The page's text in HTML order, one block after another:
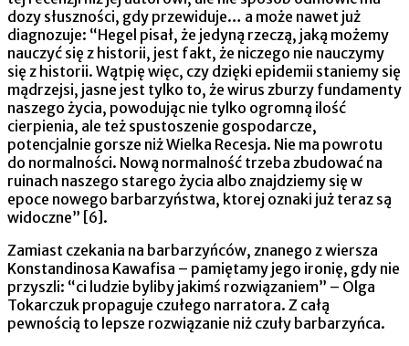
dozy słuszności, gdy przewiduje… a może nawet już
diagnozuje: “Hegel pisał, że jedyną rzeczą, jaką możemy
nauczyć się z historii, jest fakt, że niczego nie nauczymy
się z historii. Wątpię więc, czy dzięki epidemii staniemy się
mądrzejsi, jasne jest tylko to, że wirus zburzy fundamenty
naszego życia, powodując nie tylko ogromną ilość
cierpienia, ale też spustoszenie gospodarcze,
potencjalnie gorsze niż Wielka Recesja. Nie ma powrotu
do normalności. Nową normalność trzeba zbudować na
ruinach naszego starego życia albo znajdziemy się w
epoce nowego barbarzyństwa, ktorej oznaki już teraz są
widoczne” [6].
Zamiast czekania na barbarzyńców, znanego z wiersza
Konstandinosa Kawafisa – pamiętamy jego ironię, gdy nie
przyszli: “ci ludzie byliby jakimś rozwiązaniem” – Olga
Tokarczuk propaguje czułego narratora. Z całą
pewnością to lepsze rozwiązanie niż czuły barbarzyńca.